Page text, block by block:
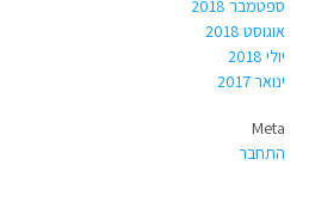
ספטמבר 2018
אוגוסט 2018
יולי 2018
ינואר 2017
Meta
התחבר